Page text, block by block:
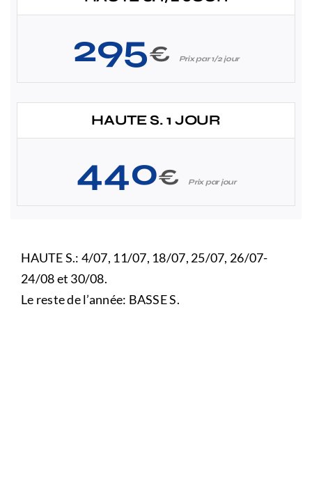
295€ Prix par 1/2 jour
HAUTE S. 1 JOUR
440€ Prix par jour
HAUTE S.: 4/07, 11/07, 18/07, 25/07, 26/07-
24/08 et 30/08.
Le reste de l’année: BASSE S.